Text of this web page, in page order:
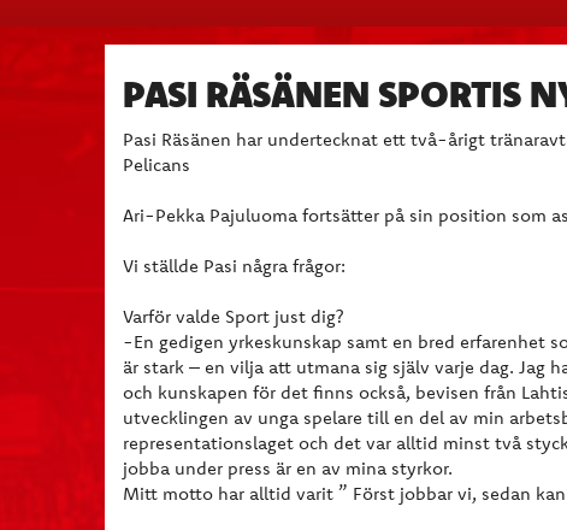
PASI RÄSÄNEN SPORTIS
Pasi Räsänen har undertecknat ett två-årigt
Pelicans
Ari-Pekka Pajuluoma fortsätter på sin position som
Vi ställde Pasi några frågor:
Varför valde Sport just dig?
-En gedigen yrkeskunskap samt en bred erfarenhet
är stark – en vilja att utmana sig själv varje dag. Jag
och kunskapen för det finns också, bevisen från
utvecklingen av unga spelare till en del av min
representationslaget och det var alltid minst två
jobba under press är en av mina styrkor.
Mitt motto har alltid varit ” Först jobbar vi, sedan kan